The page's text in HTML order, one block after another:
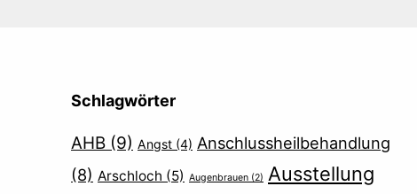
Schlagwörter
AHB (9) Angst (4) Anschlussheilbehandlung
(8) Arschloch (5) Augenbrauen (2) Ausstellung